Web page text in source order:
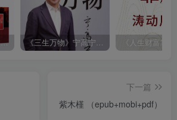
《周梅森作品全集》[共30册] 《三生万物》宁高宁（epub+mobi+azw3+pdf）
下一篇
紫木槿 （epub+mobi+pdf）